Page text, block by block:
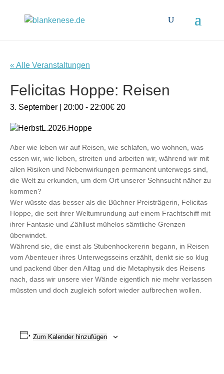
« Alle Veranstaltungen
Felicitas Hoppe: Reisen
3. September | 20:00 - 22:00€ 20
Aber wie leben wir auf Reisen, wie schlafen, wo wohnen, was
essen wir, wie lieben, streiten und arbeiten wir, während wir mit
allen Risiken und Nebenwirkungen permanent unterwegs sind,
die Welt zu erkunden, um dem Ort unserer Sehnsucht näher zu
kommen?
Wer wüsste das besser als die Büchner Preisträgerin, Felicitas
Hoppe, die seit ihrer Weltumrundung auf einem Frachtschiff mit
ihrer Fantasie und Zähllust mühelos sämtliche Grenzen
überwindet.
Während sie, die einst als Stubenhockererin begann, in Reisen
vom Abenteuer ihres Unterwegsseins erzählt, denkt sie so klug
und packend über den Alltag und die Metaphysik des Reisens
nach, dass wir unsere vier Wände eigentlich nie mehr verlassen
müssten und doch zugleich sofort wieder aufbrechen wollen.
Zum Kalender hinzufügen